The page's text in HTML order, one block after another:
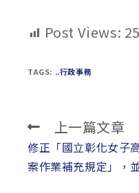
Post Views:
TAGS: ..行政事務
Read
more
articles
上一篇文章
修正「國立彰化女子
案作業補充規定」，